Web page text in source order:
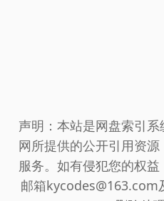
声明：本站是网盘索引
网所提供的公开引用资
服务。如有侵犯您的权
邮箱kycodes@163.com